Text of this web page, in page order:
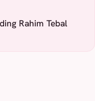
Rahim Tebal